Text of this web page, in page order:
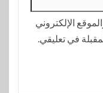
الإلكتروني
في تعليقي.